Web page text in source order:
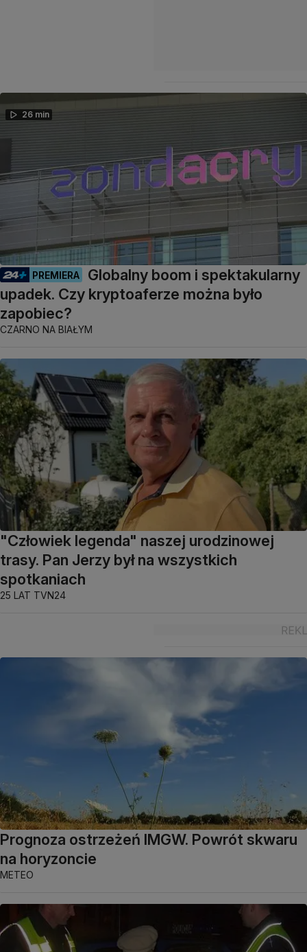
26 min
PREMIERA
Globalny boom i spektakularny
upadek. Czy kryptoaferze można było
zapobiec?
CZARNO NA BIAŁYM
"Człowiek legenda" naszej urodzinowej
trasy. Pan Jerzy był na wszystkich
spotkaniach
25 LAT TVN24
Prognoza ostrzeżeń IMGW. Powrót skwaru
na horyzoncie
METEO